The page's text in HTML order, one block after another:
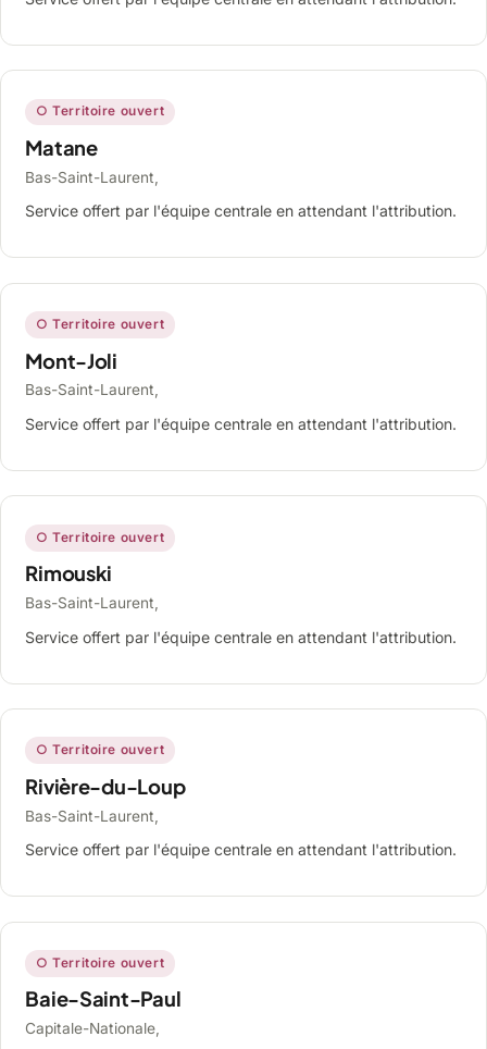
○ Territoire ouvert
Matane
Bas-Saint-Laurent,
Service offert par l'équipe centrale en attendant l'attribution.
○ Territoire ouvert
Mont-Joli
Bas-Saint-Laurent,
Service offert par l'équipe centrale en attendant l'attribution.
○ Territoire ouvert
Rimouski
Bas-Saint-Laurent,
Service offert par l'équipe centrale en attendant l'attribution.
○ Territoire ouvert
Rivière-du-Loup
Bas-Saint-Laurent,
Service offert par l'équipe centrale en attendant l'attribution.
○ Territoire ouvert
Baie-Saint-Paul
Capitale-Nationale,